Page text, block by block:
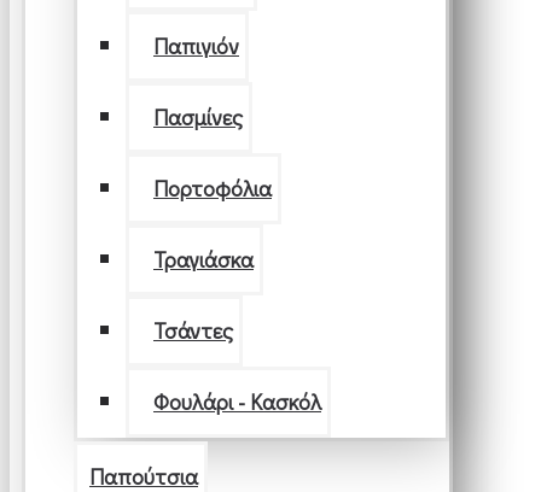
Παπιγιόν
Πασμίνες
Πορτοφόλια
Τραγιάσκα
Τσάντες
Φουλάρι - Κασκόλ
Παπούτσια